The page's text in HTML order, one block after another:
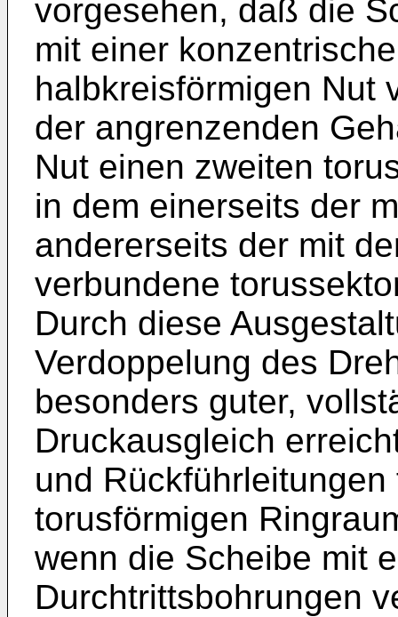
vorgesehen, daß die
mit einer
halbkreisförmigen Nut
der angrenzenden
Nut einen zweiten
in dem einerseits der
andererseits der mit
verbundene
Durch diese
Verdoppelung des
besonders guter,
Druckausgleich
und
torusförmigen
wenn die Scheibe mit
Durchtrittsbohrungen